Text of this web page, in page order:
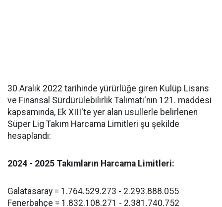
30 Aralık 2022 tarihinde yürürlüğe giren Kulüp Lisans
ve Finansal Sürdürülebilirlik Talimatı'nın 121. maddesi
kapsamında, Ek XIII'te yer alan usullerle belirlenen
Süper Lig Takım Harcama Limitleri şu şekilde
hesaplandı:
2024 - 2025 Takımların Harcama Limitleri:
Galatasaray = 1.764.529.273 - 2.293.888.055
Fenerbahçe = 1.832.108.271 - 2.381.740.752